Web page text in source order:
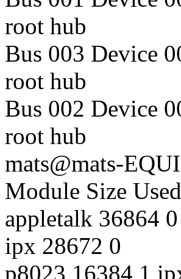
root hub
Bus 003 Device
root hub
Bus 002 Device
root hub
mats@mats-
Module Size
appletalk 36864 0
ipx 28672 0
p8023 16384 1